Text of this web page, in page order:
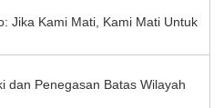
Jika Kami Mati, Kami Mati Untuk
dan Penegasan Batas Wilayah